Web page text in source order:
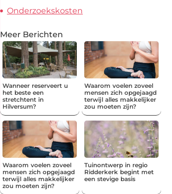
Onderzoekskosten
Meer Berichten
Wanneer reserveert u
het beste een
stretchtent in
Hilversum?
Waarom voelen zoveel
mensen zich opgejaagd
terwijl alles makkelijker
zou moeten zijn?
Waarom voelen zoveel
mensen zich opgejaagd
terwijl alles makkelijker
zou moeten zijn?
Tuinontwerp in regio
Ridderkerk begint met
een stevige basis